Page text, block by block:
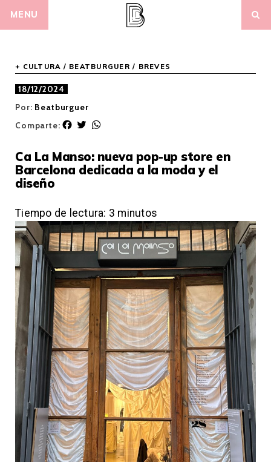
MENU
+ CULTURA / BEATBURGUER / BREVES
18/12/2024
Por: Beatburguer
Comparte:
F
e
b
k
T
t
t
t
s
p
Ca La Manso: nueva pop-up store en
Barcelona dedicada a la moda y el
diseño
Tiempo de lectura: 3 minutos